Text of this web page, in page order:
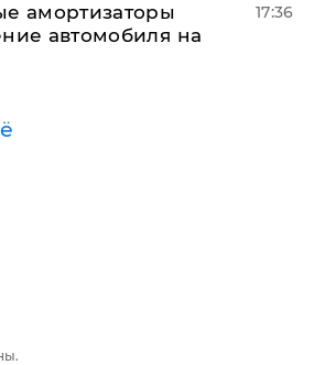
амортизаторы
автомобиля на
17:36